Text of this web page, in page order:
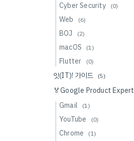
Cyber Security (0)
Web (6)
BOJ (2)
macOS (1)
Flutter (0)
잇(IT)! 가이드 (5)
🏅Google Product Expert
Gmail (1)
YouTube (0)
Chrome (1)